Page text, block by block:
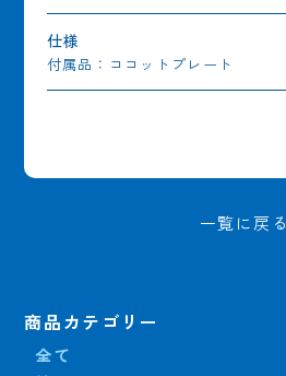
商品カテゴリー
全て
仕様
付属品：ココットプレート
一覧に戻る